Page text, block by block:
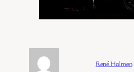
René Holmen